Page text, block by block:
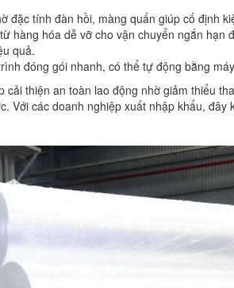
đặc tính đàn hồi, màng quấn giúp cố định
hàng hóa dễ vỡ cho vận chuyển ngắn hạn
quả.
đóng gói nhanh, có thể tự động bằng
thiện an toàn lao động nhờ giảm thiểu
Với các doanh nghiệp xuất nhập khẩu,